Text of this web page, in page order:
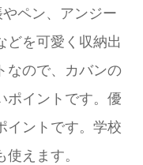
ペン、アンジー
どを可愛く収納出
なので、カバンの
ポイントです。優
イントです。学校
えます。